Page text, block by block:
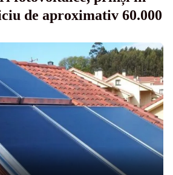
de aproximativ 60.000